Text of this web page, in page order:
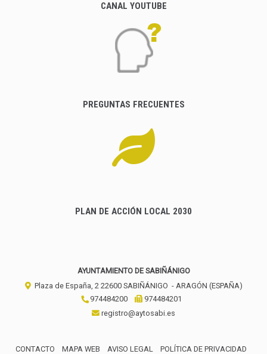
CANAL YOUTUBE
PREGUNTAS FRECUENTES
PLAN DE ACCIÓN LOCAL 2030
AYUNTAMIENTO DE SABIÑÁNIGO
Plaza de España, 2 22600 SABIÑÁNIGO - ARAGÓN (ESPAÑA)
974484200
974484201
registro@aytosabi.es
CONTACTO MAPA WEB AVISO LEGAL
POLÍTICA DE PRIVACIDAD